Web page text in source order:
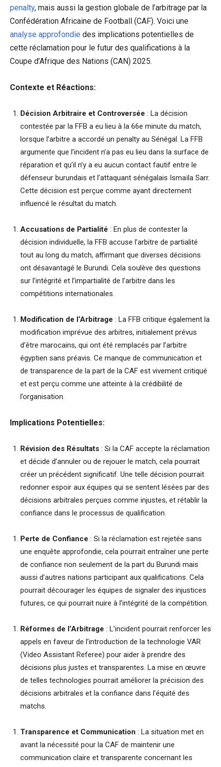
penalty, mais aussi la gestion globale de l’arbitrage par la
Confédération Africaine de Football (CAF). Voici une
analyse approfondie des implications potentielles de
cette réclamation pour le futur des qualifications à la
Coupe d’Afrique des Nations (CAN) 2025.
Contexte et Réactions:
Décision Arbitraire et Controversée : La décision
contestée par la FFB a eu lieu à la 66e minute du match,
lorsque l’arbitre a accordé un penalty au Sénégal. La FFB
argumente que l’incident n’a pas eu lieu dans la surface de
réparation et qu’il n’y a eu aucun contact fautif entre le
défenseur burundais et l’attaquant sénégalais Ismaïla Sarr.
Cette décision est perçue comme ayant directement
influencé le résultat du match.
Accusations de Partialité : En plus de contester la
décision individuelle, la FFB accuse l’arbitre de partialité
tout au long du match, affirmant que diverses décisions
ont désavantagé le Burundi. Cela soulève des questions
sur l’intégrité et l’impartialité de l’arbitre dans les
compétitions internationales.
Modification de l’Arbitrage : La FFB critique également la
modification imprévue des arbitres, initialement prévus
d’être marocains, qui ont été remplacés par l’arbitre
égyptien sans préavis. Ce manque de communication et
de transparence de la part de la CAF est vivement critiqué
et est perçu comme une atteinte à la crédibilité de
l’organisation.
Implications Potentielles:
Révision des Résultats : Si la CAF accepte la réclamation
et décide d’annuler ou de rejouer le match, cela pourrait
créer un précédent significatif. Une telle décision pourrait
redonner espoir aux équipes qui se sentent lésées par des
décisions arbitrales perçues comme injustes, et rétablir la
confiance dans le processus de qualification.
Perte de Confiance : Si la réclamation est rejetée sans
une enquête approfondie, cela pourrait entraîner une perte
de confiance non seulement de la part du Burundi mais
aussi d’autres nations participant aux qualifications. Cela
pourrait décourager les équipes de signaler des injustices
futures, ce qui pourrait nuire à l’intégrité de la compétition.
Réformes de l’Arbitrage : L’incident pourrait renforcer les
appels en faveur de l’introduction de la technologie VAR
(Video Assistant Referee) pour aider à prendre des
décisions plus justes et transparentes. La mise en œuvre
de telles technologies pourrait améliorer la précision des
décisions arbitrales et la confiance dans l’équité des
matchs.
Transparence et Communication : La situation met en
avant la nécessité pour la CAF de maintenir une
communication claire et transparente concernant les